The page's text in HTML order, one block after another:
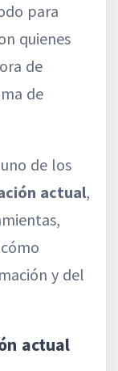
para
quienes
de
de
de los
actual,
y del
actual